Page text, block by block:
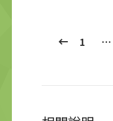
1 …